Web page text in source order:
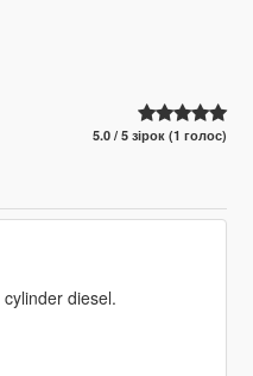
5.0 / 5 зірок (1 голос)
diesel.